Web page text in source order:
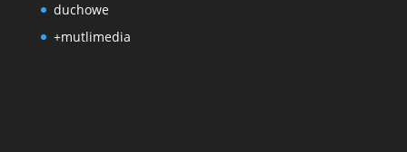
duchowe
+mutlimedia